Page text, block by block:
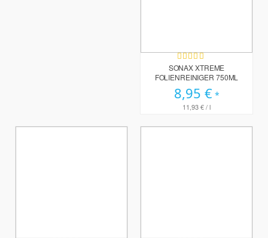
Bewertung:
100%
SONAX XTREME
FOLIENREINIGER 750ML
8,95 €
11,93 €/ l